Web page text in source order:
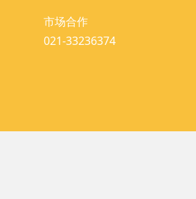
市场合作
021-33236374